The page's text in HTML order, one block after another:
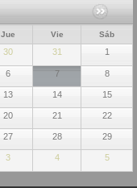
Jue Vie Sáb
30 31 1
6 7 8
13 14 15
20 21 22
27 28 29
3 4 5